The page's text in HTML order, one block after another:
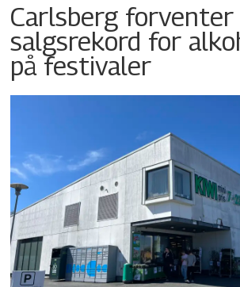
Carlsberg forventer
salgsrekord for
på festivaler